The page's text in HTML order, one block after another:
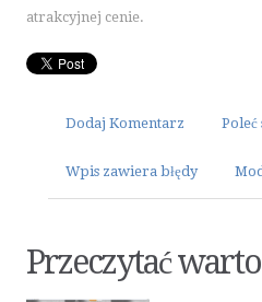
CZĘŚCI
SALONY,
atrakcyjnej cenie.
Dodaj Komentarz Poleć
Wpis zawiera błędy
Przeczytać